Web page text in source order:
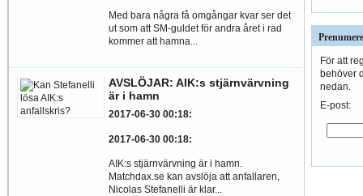
Med bara några få omgångar kvar ser det
ut som att SM-guldet för andra året i rad
kommer att hamna...
AVSLÖJAR: AIK:s stjärnvärvning
är i hamn
2017-06-30 00:18:
2017-06-30 00:18:
AIK:s stjärnvärvning är i hamn.
Matchdax.se kan avslöja att anfallaren,
Nicolas Stefanelli är klar...
För att
behöver
nedan.
E-post: